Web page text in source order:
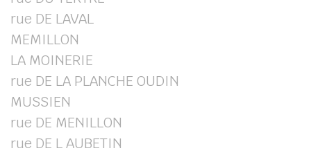
rue DE LAVAL
MEMILLON
LA MOINERIE
rue DE LA PLANCHE OUDIN
MUSSIEN
rue DE MENILLON
rue DE L AUBETIN